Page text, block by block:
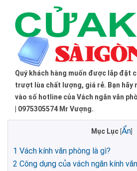
Quý khách hàng muốn được lắp đặt
trượt lùa chất lượng, giá rẻ. Bạn hãy
vào số hotline của Vách ngăn văn
| 0975305574 Mr Vượng.
Mục Lục Ẩn]
1 Vách kính văn phòng là gì?
2 Công dụng của vách ngăn kính